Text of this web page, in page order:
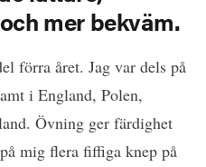
mer bekväm.
förra året. Jag var dels på
i England, Polen,
Övning ger färdighet
mig flera fiffiga knep på